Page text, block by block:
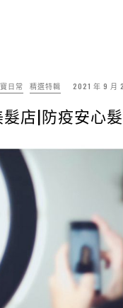
日常 精選特輯 2021 年 9 月
店|防疫安心